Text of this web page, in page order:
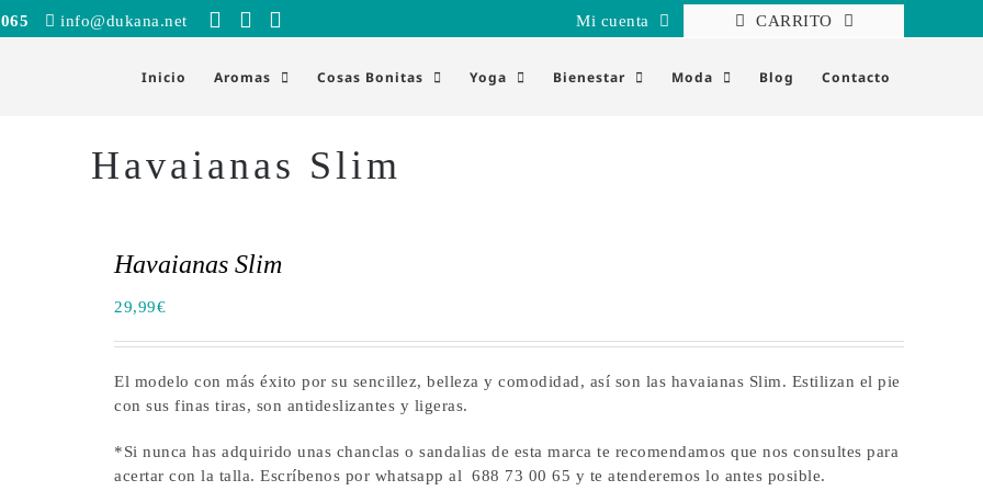
info@dukana.net Mi cuenta CARRITO
Inicio Aromas Cosas Bonitas Yoga Bienestar Moda Blog Contacto
Havaianas Slim
Havaianas Slim
29,99€
El modelo con más éxito por su sencillez, belleza y comodidad, así son las havaianas Slim. Estilizan el pie
con sus finas tiras, son antideslizantes y ligeras.
*Si nunca has adquirido unas chanclas o sandalias de esta marca te recomendamos que nos consultes para
acertar con la talla. Escríbenos por whatsapp al 688 73 00 65 y te atenderemos lo antes posible.